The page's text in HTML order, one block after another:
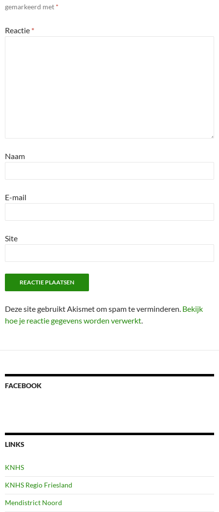
gemarkeerd met *
Reactie *
Naam
E-mail
Site
Deze site gebruikt Akismet om spam te verminderen. Bekijk
hoe je reactie gegevens worden verwerkt.
FACEBOOK
LINKS
KNHS
KNHS Regio Friesland
Mendistrict Noord